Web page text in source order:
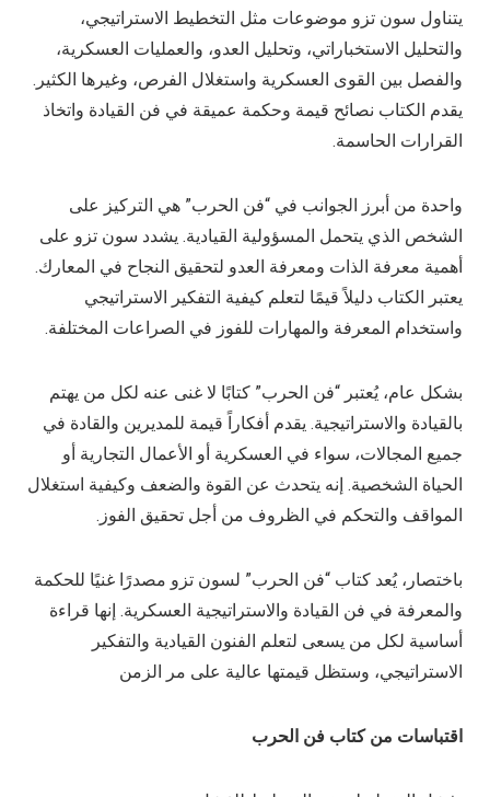
يتناول سون تزو موضوعات مثل التخطيط الاستراتيجي،
والتحليل الاستخباراتي، وتحليل العدو، والعمليات العسكرية،
والفصل بين القوى العسكرية واستغلال الفرص، وغيرها الكثير.
يقدم الكتاب نصائح قيمة وحكمة عميقة في فن القيادة واتخاذ
القرارات الحاسمة.
واحدة من أبرز الجوانب في “فن الحرب” هي التركيز على
الشخص الذي يتحمل المسؤولية القيادية. يشدد سون تزو على
أهمية معرفة الذات ومعرفة العدو لتحقيق النجاح في المعارك.
يعتبر الكتاب دليلاً قيمًا لتعلم كيفية التفكير الاستراتيجي
واستخدام المعرفة والمهارات للفوز في الصراعات المختلفة.
بشكل عام، يُعتبر “فن الحرب” كتابًا لا غنى عنه لكل من يهتم
بالقيادة والاستراتيجية. يقدم أفكاراً قيمة للمديرين والقادة في
جميع المجالات، سواء في العسكرية أو الأعمال التجارية أو
الحياة الشخصية. إنه يتحدث عن القوة والضعف وكيفية استغلال
المواقف والتحكم في الظروف من أجل تحقيق الفوز.
باختصار، يُعد كتاب “فن الحرب” لسون تزو مصدرًا غنيًا للحكمة
والمعرفة في فن القيادة والاستراتيجية العسكرية. إنها قراءة
أساسية لكل من يسعى لتعلم الفنون القيادية والتفكير
الاستراتيجي، وستظل قيمتها عالية على مر الزمن
اقتباسات من كتاب فن الحرب